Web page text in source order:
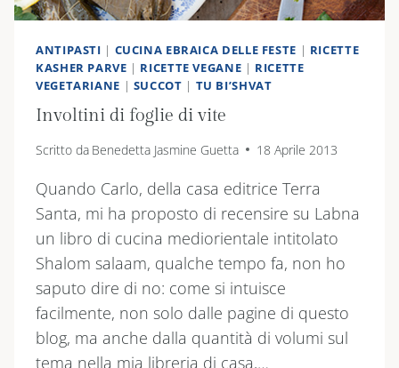
ANTIPASTI | CUCINA EBRAICA DELLE FESTE | RICETTE
KASHER PARVE | RICETTE VEGANE | RICETTE
VEGETARIANE | SUCCOT | TU BI’SHVAT
Involtini di foglie di vite
Scritto da Benedetta Jasmine Guetta 18 Aprile 2013
Quando Carlo, della casa editrice Terra
Santa, mi ha proposto di recensire su Labna
un libro di cucina mediorientale intitolato
Shalom salaam, qualche tempo fa, non ho
saputo dire di no: come si intuisce
facilmente, non solo dalle pagine di questo
blog, ma anche dalla quantità di volumi sul
tema nella mia libreria di casa,…